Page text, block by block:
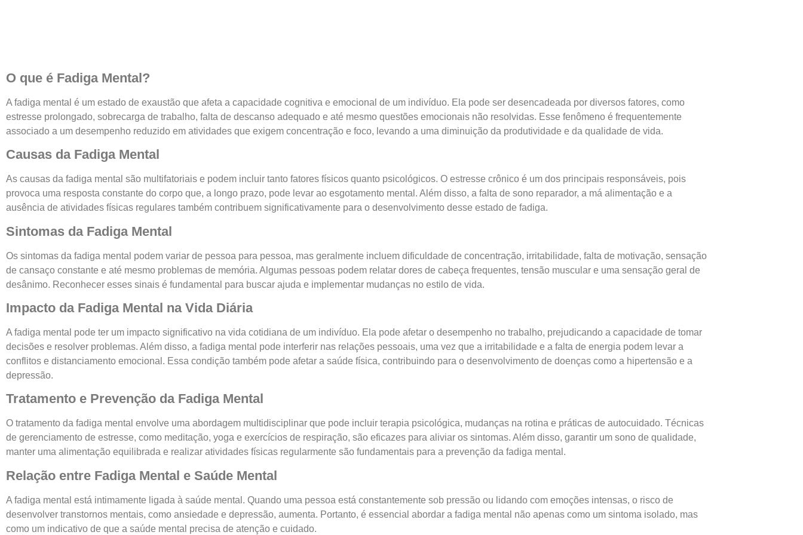
O que é Fadiga Mental?
A fadiga mental é um estado de exaustão que afeta a capacidade cognitiva e emocional de um indivíduo. Ela pode ser desencadeada por diversos fatores, como
estresse prolongado, sobrecarga de trabalho, falta de descanso adequado e até mesmo questões emocionais não resolvidas. Esse fenômeno é frequentemente
associado a um desempenho reduzido em atividades que exigem concentração e foco, levando a uma diminuição da produtividade e da qualidade de vida.
Causas da Fadiga Mental
As causas da fadiga mental são multifatoriais e podem incluir tanto fatores físicos quanto psicológicos. O estresse crônico é um dos principais responsáveis, pois
provoca uma resposta constante do corpo que, a longo prazo, pode levar ao esgotamento mental. Além disso, a falta de sono reparador, a má alimentação e a
ausência de atividades físicas regulares também contribuem significativamente para o desenvolvimento desse estado de fadiga.
Sintomas da Fadiga Mental
Os sintomas da fadiga mental podem variar de pessoa para pessoa, mas geralmente incluem dificuldade de concentração, irritabilidade, falta de motivação, sensação
de cansaço constante e até mesmo problemas de memória. Algumas pessoas podem relatar dores de cabeça frequentes, tensão muscular e uma sensação geral de
desânimo. Reconhecer esses sinais é fundamental para buscar ajuda e implementar mudanças no estilo de vida.
Impacto da Fadiga Mental na Vida Diária
A fadiga mental pode ter um impacto significativo na vida cotidiana de um indivíduo. Ela pode afetar o desempenho no trabalho, prejudicando a capacidade de tomar
decisões e resolver problemas. Além disso, a fadiga mental pode interferir nas relações pessoais, uma vez que a irritabilidade e a falta de energia podem levar a
conflitos e distanciamento emocional. Essa condição também pode afetar a saúde física, contribuindo para o desenvolvimento de doenças como a hipertensão e a
depressão.
Tratamento e Prevenção da Fadiga Mental
O tratamento da fadiga mental envolve uma abordagem multidisciplinar que pode incluir terapia psicológica, mudanças na rotina e práticas de autocuidado. Técnicas
de gerenciamento de estresse, como meditação, yoga e exercícios de respiração, são eficazes para aliviar os sintomas. Além disso, garantir um sono de qualidade,
manter uma alimentação equilibrada e realizar atividades físicas regularmente são fundamentais para a prevenção da fadiga mental.
Relação entre Fadiga Mental e Saúde Mental
A fadiga mental está intimamente ligada à saúde mental. Quando uma pessoa está constantemente sob pressão ou lidando com emoções intensas, o risco de
desenvolver transtornos mentais, como ansiedade e depressão, aumenta. Portanto, é essencial abordar a fadiga mental não apenas como um sintoma isolado, mas
como um indicativo de que a saúde mental precisa de atenção e cuidado.